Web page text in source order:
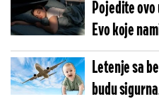
Pojedite ovo
Evo koje
za smirenje
Letenje sa
budu